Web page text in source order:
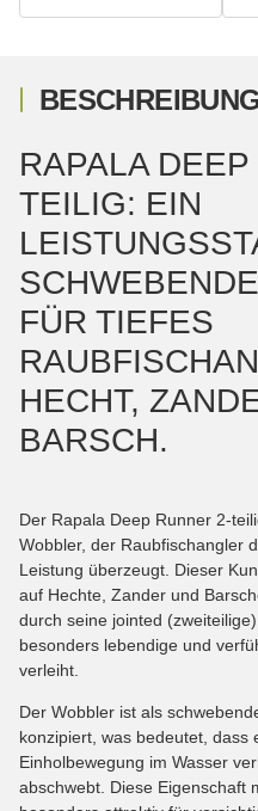
RAPALA
TEILIG: EIN
FÜR TIEFES
HECHT,
BARSCH.
Der Rapala Deep Runner 2-
Wobbler, der Raubfischangler
Leistung überzeugt. Dieser
auf Hechte, Zander und
durch seine jointed
besonders lebendige und
verleiht.
Der Wobbler ist als
konzipiert, was bedeutet, dass
Einholbewegung im Wasser
abschwebt. Diese Eigenschaft